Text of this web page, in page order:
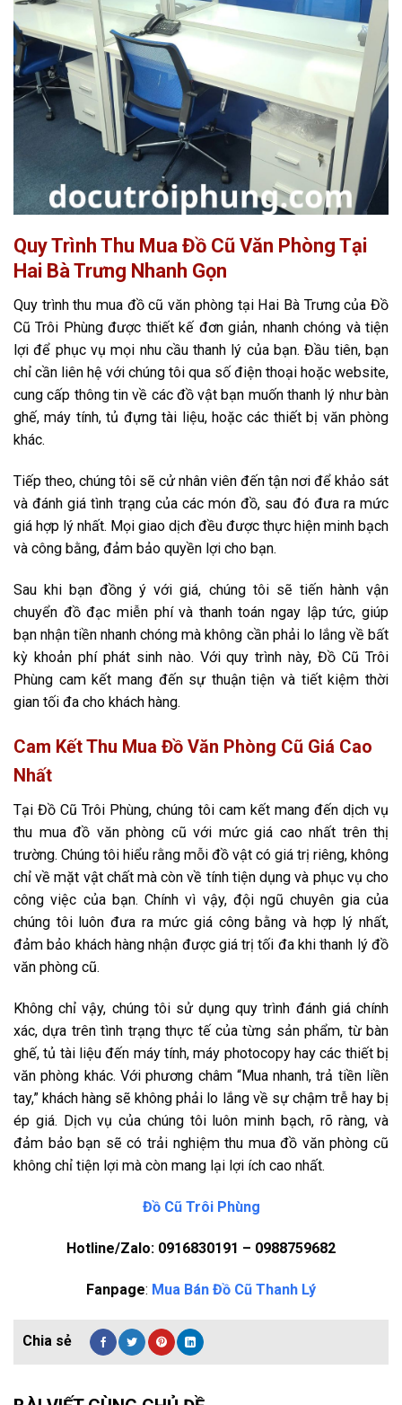
Quy Trình Thu Mua Đồ Cũ Văn Phòng Tại
Hai Bà Trưng Nhanh Gọn
Quy trình thu mua đồ cũ văn phòng tại Hai Bà Trưng của Đồ
Cũ Trôi Phùng được thiết kế đơn giản, nhanh chóng và tiện
lợi để phục vụ mọi nhu cầu thanh lý của bạn. Đầu tiên, bạn
chỉ cần liên hệ với chúng tôi qua số điện thoại hoặc website,
cung cấp thông tin về các đồ vật bạn muốn thanh lý như bàn
ghế, máy tính, tủ đựng tài liệu, hoặc các thiết bị văn phòng
khác.
Tiếp theo, chúng tôi sẽ cử nhân viên đến tận nơi để khảo sát
và đánh giá tình trạng của các món đồ, sau đó đưa ra mức
giá hợp lý nhất. Mọi giao dịch đều được thực hiện minh bạch
và công bằng, đảm bảo quyền lợi cho bạn.
Sau khi bạn đồng ý với giá, chúng tôi sẽ tiến hành vận
chuyển đồ đạc miễn phí và thanh toán ngay lập tức, giúp
bạn nhận tiền nhanh chóng mà không cần phải lo lắng về bất
kỳ khoản phí phát sinh nào. Với quy trình này, Đồ Cũ Trôi
Phùng cam kết mang đến sự thuận tiện và tiết kiệm thời
gian tối đa cho khách hàng.
Cam Kết Thu Mua Đồ Văn Phòng Cũ Giá Cao
Nhất
Tại Đồ Cũ Trôi Phùng, chúng tôi cam kết mang đến dịch vụ
thu mua đồ văn phòng cũ với mức giá cao nhất trên thị
trường. Chúng tôi hiểu rằng mỗi đồ vật có giá trị riêng, không
chỉ về mặt vật chất mà còn về tính tiện dụng và phục vụ cho
công việc của bạn. Chính vì vậy, đội ngũ chuyên gia của
chúng tôi luôn đưa ra mức giá công bằng và hợp lý nhất,
đảm bảo khách hàng nhận được giá trị tối đa khi thanh lý đồ
văn phòng cũ.
Không chỉ vậy, chúng tôi sử dụng quy trình đánh giá chính
xác, dựa trên tình trạng thực tế của từng sản phẩm, từ bàn
ghế, tủ tài liệu đến máy tính, máy photocopy hay các thiết bị
văn phòng khác. Với phương châm “Mua nhanh, trả tiền liền
tay,” khách hàng sẽ không phải lo lắng về sự chậm trễ hay bị
ép giá. Dịch vụ của chúng tôi luôn minh bạch, rõ ràng, và
đảm bảo bạn sẽ có trải nghiệm thu mua đồ văn phòng cũ
không chỉ tiện lợi mà còn mang lại lợi ích cao nhất.
Đồ Cũ Trôi Phùng
Hotline/Zalo: 0916830191 – 0988759682
Fanpage: Mua Bán Đồ Cũ Thanh Lý